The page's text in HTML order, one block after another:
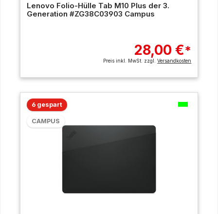
Lenovo Folio-Hülle Tab M10 Plus der 3.
Generation #ZG38C03903 Campus
28,00 €*
Preis inkl. MwSt. zzgl.Versandkosten
6 gespart
CAMPUS